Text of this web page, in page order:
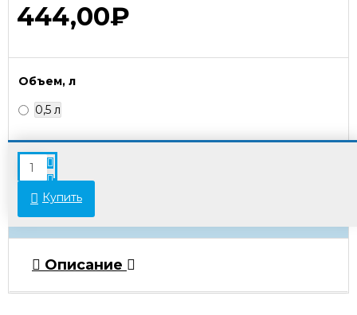
444,00₽
Объем, л
0,5 л
Купить
В связи с переоценкой товара стоимость
некоторых позиций может отличаться от
указанной на сайте. Просьба уточнять актуальные
Описание